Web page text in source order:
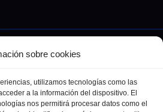
sobre cookies
utilizamos tecnologías como las
a la información del dispositivo. El
nos permitirá procesar datos como el
Cultura Deportes